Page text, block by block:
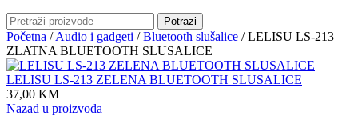
Potrazi
Početna / Audio i gadgeti / Bluetooth slušalice / LELISU LS-213
ZLATNA BLUETOOTH SLUSALICE
LELISU LS-213 ZELENA BLUETOOTH SLUSALICE
37,00 KM
Nazad u proizvoda